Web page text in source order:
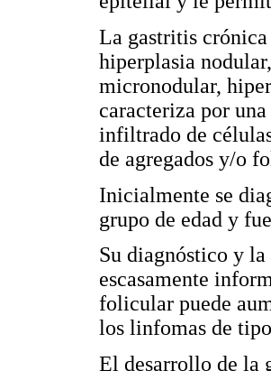
La gastritis
hiperplasia
micronodular,
caracteriza por
infiltrado de
de agregados y/o
Inicialmente se
grupo de edad y
Su diagnóstico y
escasamente
folicular puede
los linfomas de
El desarrollo de la